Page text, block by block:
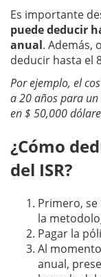
Es importante
puede deducir
anual. Además,
deducir hasta el
Por ejemplo, el
a 20 años para
en $ 50,000
¿Cómo
del ISR?
Primero,
la
Pagar la
Al
anual,